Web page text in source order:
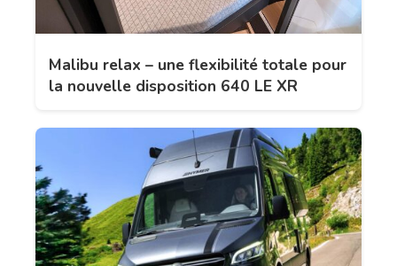
Malibu relax – une flexibilité totale pour
la nouvelle disposition 640 LE XR